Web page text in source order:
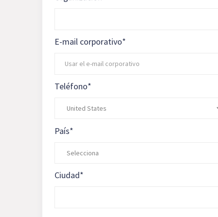
E-mail corporativo*
Teléfono*
País*
Ciudad*